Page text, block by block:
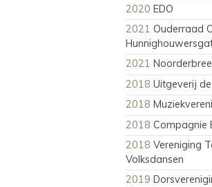
2020 EDO
2021 Ouderraad
2021
2018 Uitgeverij
2018
2018 Compagnie
2018 Vereniging
Volksdansen
2019